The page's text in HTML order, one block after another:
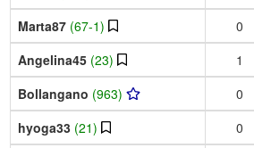
Marta87 (67-1) 0
Angelina45 (23) 1
Bollangano (963) 0
hyoga33 (21) 0